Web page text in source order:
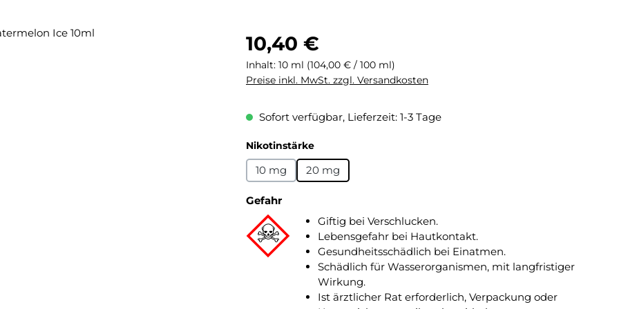
Regulärer Preis:
10,40 €
Inhalt: 10 ml (104,00 € / 100 ml)
Preise inkl. MwSt. zzgl. Versandkosten
Sofort verfügbar, Lieferzeit: 1-3 Tage
Nikotinstärkeauswählen
10 mg 20 mg
Gefahr
Giftig bei Verschlucken.
Lebensgefahr bei Hautkontakt.
Gesundheitsschädlich bei Einatmen.
Schädlich für Wasserorganismen, mit langfristiger
Wirkung.
Ist ärztlicher Rat erforderlich, Verpackung oder